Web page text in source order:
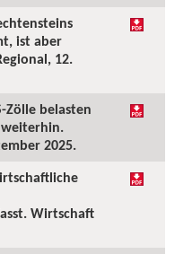
ist aber
12.
Zölle belasten
2025.
Wirtschaft